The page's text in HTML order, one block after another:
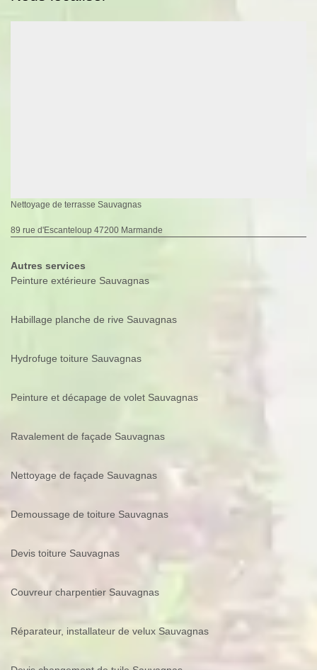
Nettoyage de terrasse Sauvagnas
89 rue d'Escanteloup 47200 Marmande
Autres services
Peinture extérieure Sauvagnas
Habillage planche de rive Sauvagnas
Hydrofuge toiture Sauvagnas
Peinture et décapage de volet Sauvagnas
Ravalement de façade Sauvagnas
Nettoyage de façade Sauvagnas
Demoussage de toiture Sauvagnas
Devis toiture Sauvagnas
Couvreur charpentier Sauvagnas
Réparateur, installateur de velux Sauvagnas